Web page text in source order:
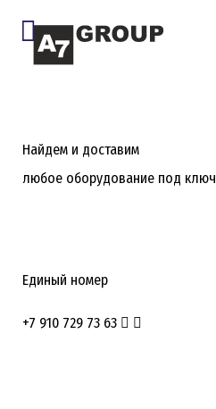
Найдем и доставим
любое оборудование под ключ
Единый номер
+7 910 729 73 63